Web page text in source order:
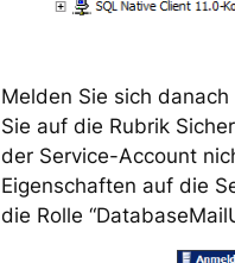
Melden Sie sich
Sie auf die Rubrik
der Service-Account
Eigenschaften auf die
die Rolle